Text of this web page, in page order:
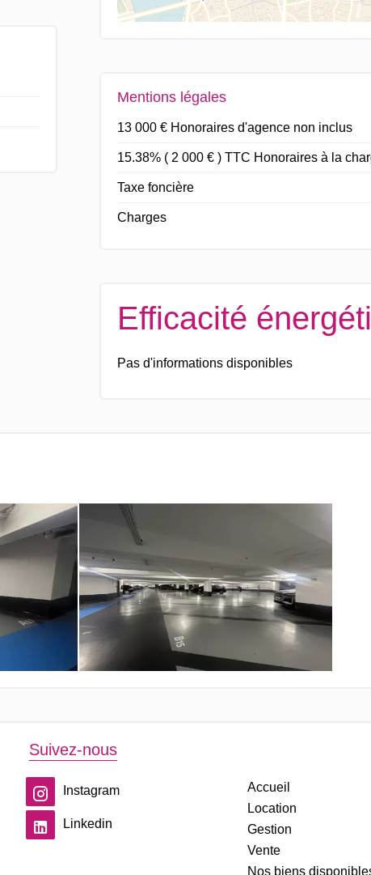
Mentions légales
13 000 € Honoraires d'agence non inclus
15.38% ( 2 000 € ) TTC Honoraires à la
Taxe foncière
Charges
Efficacité
Pas d'informations disponibles
Suivez-nous
Instagram
Linkedin
Accueil
Location
Gestion
Vente
Nos biens